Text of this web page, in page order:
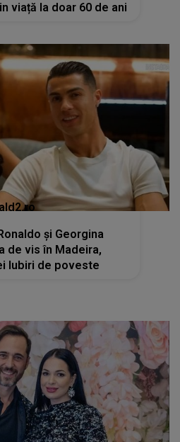
viață la doar 60 de ani
și Georgina
de vis în Madeira,
Iubiri de poveste